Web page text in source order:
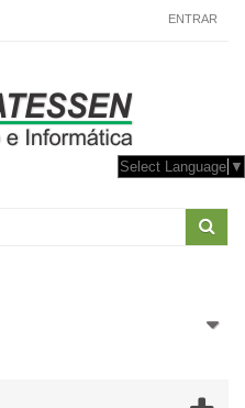
ENTRAR
Select Language ▼